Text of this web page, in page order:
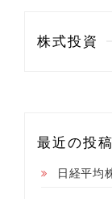
株式投資
最近の投稿
日経平均